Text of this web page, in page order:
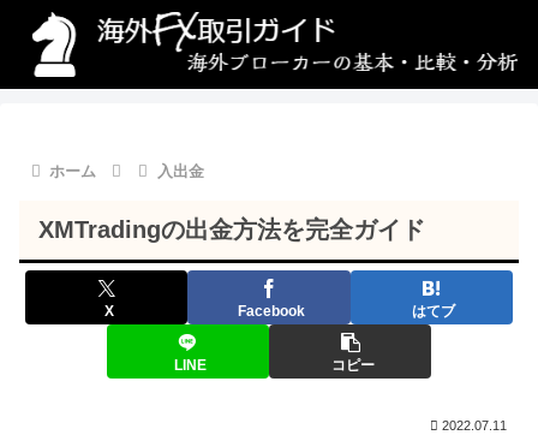
ホーム 入出金
XMTradingの出金方法を完全ガイド
X Facebook はてブ
LINE コピー
2022.07.11